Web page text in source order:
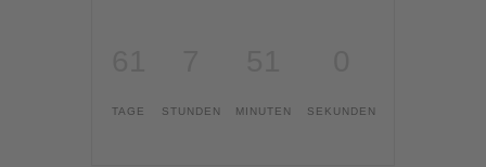
TAGE STUNDEN MINUTEN SEKUNDEN